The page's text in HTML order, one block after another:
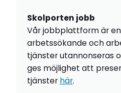
Skolporten jobb
Vår jobbplattform är
arbetssökande och
tjänster utannonseras
ges möjlighet att
tjänster här.